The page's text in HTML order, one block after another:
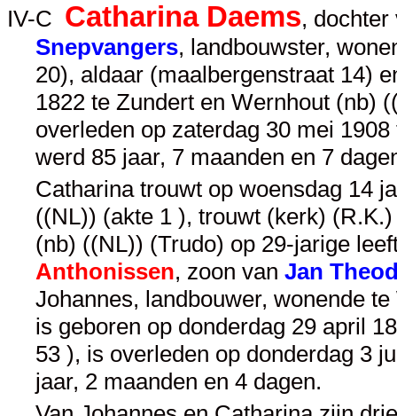
IV-C Catharina Daems,
Snepvangers, landbouwster,
20), aldaar (maalbergenstraat 14)
1822 te Zundert en Wernhout (nb)
overleden op zaterdag 30 mei
werd 85 jaar, 7 maanden en 7
Catharina trouwt op woensdag 14
((NL)) (akte 1 ), trouwt (kerk)
(nb) ((NL)) (Trudo) op 29-jarige
Anthonissen, zoon van Jan
Johannes, landbouwer, wonende
is geboren op donderdag 29 april
53 ), is overleden op donderdag 3
jaar, 2 maanden en 4 dagen.